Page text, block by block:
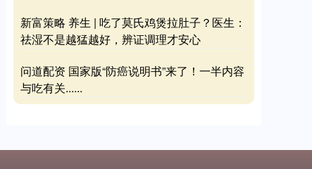
新富策略 养生 | 吃了莫氏鸡煲拉肚子？医生：
祛湿不是越猛越好，辨证调理才安心
问道配资 国家版“防癌说明书”来了！一半内容
与吃有关......